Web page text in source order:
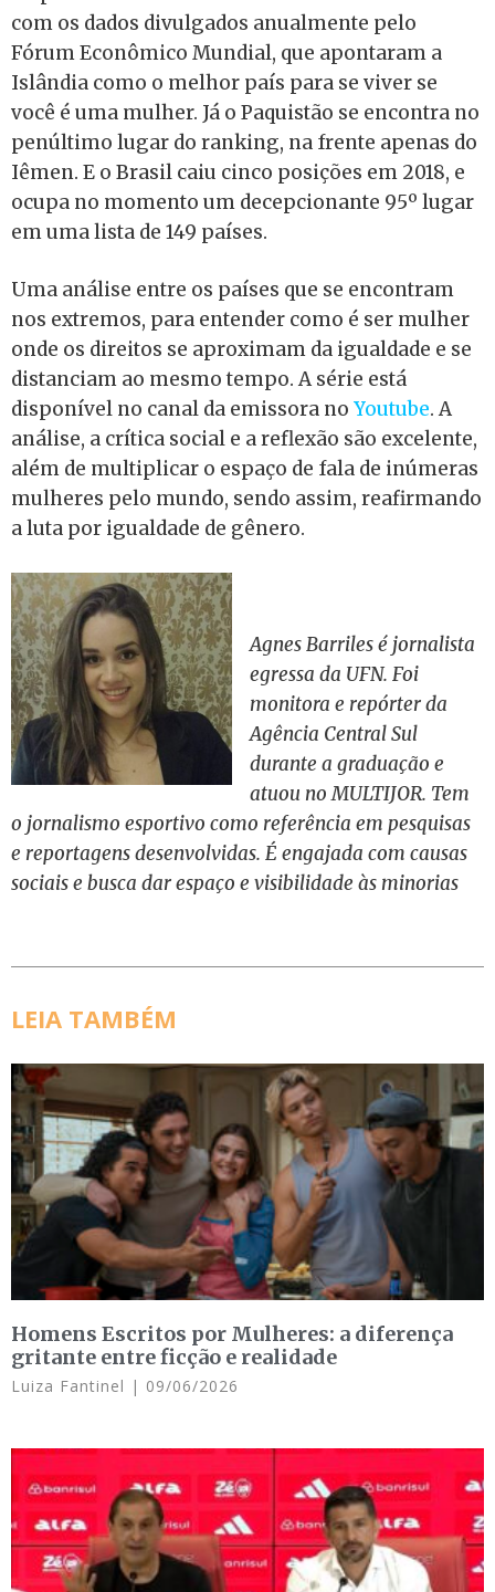
com os dados divulgados anualmente pelo
Fórum Econômico Mundial, que apontaram a
Islândia como o melhor país para se viver se
você é uma mulher. Já o Paquistão se encontra no
penúltimo lugar do ranking, na frente apenas do
Iêmen. E o Brasil caiu cinco posições em 2018, e
ocupa no momento um decepcionante 95º lugar
em uma lista de 149 países.
Uma análise entre os países que se encontram
nos extremos, para entender como é ser mulher
onde os direitos se aproximam da igualdade e se
distanciam ao mesmo tempo. A série está
disponível no canal da emissora no Youtube. A
análise, a crítica social e a reflexão são excelente,
além de multiplicar o espaço de fala de inúmeras
mulheres pelo mundo, sendo assim, reafirmando
a luta por igualdade de gênero.
Agnes Barriles é jornalista
egressa da UFN. Foi
monitora e repórter da
Agência Central Sul
durante a graduação e
atuou no MULTIJOR. Tem
o jornalismo esportivo como referência em pesquisas
e reportagens desenvolvidas. É engajada com causas
sociais e busca dar espaço e visibilidade às minorias
LEIA TAMBÉM
Homens Escritos por Mulheres: a diferença
gritante entre ficção e realidade
Luiza Fantinel 09/06/2026